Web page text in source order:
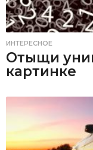
ИНТЕРЕСНОЕ
Отыщи
картинке